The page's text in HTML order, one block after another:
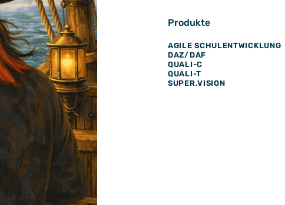
Produkte
AGILE SCHULENTWICKLUNG
DAZ/DAF
QUALI-C
QUALI-T
SUPER.VISION